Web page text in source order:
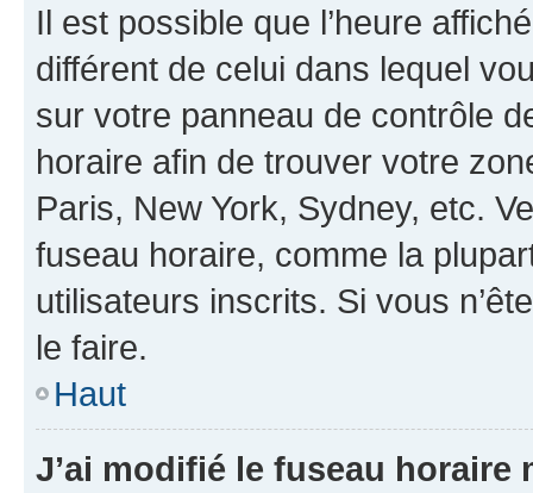
Il est possible que l’heure
différent de celui dans lequel
sur votre panneau de contrôle
horaire afin de trouver votre
Paris, New York, Sydney, etc.
fuseau horaire, comme la
utilisateurs inscrits. Si vous
le faire.
Haut
J’ai modifié le fuseau horaire